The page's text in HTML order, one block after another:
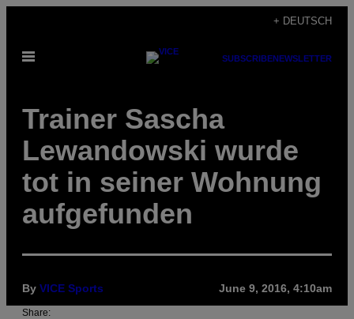
content
+ DEUTSCH
Open
SUBSCRIBENEWSLETTER
Trainer Sascha
Lewandowski wurde
tot in seiner Wohnung
aufgefunden
By VICE Sports June 9, 2016, 4:10am
Share: